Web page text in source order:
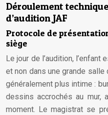
Déroulement
d’audition JAF
Protocole de
siège
Le jour de l’audition, l’enfant
et non dans une grande salle
généralement plus intime :
dessins accrochés au mur,
moment. Le magistrat se